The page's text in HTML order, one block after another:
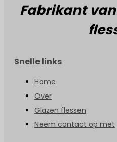
Fabrikant
Snelle links
Home
Over
Glazen flessen
Neem contact op met